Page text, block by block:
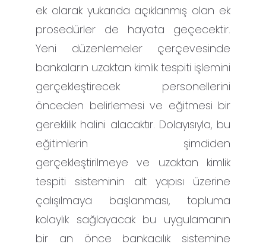
ek olarak yukarıda açıklanmış olan ek
prosedürler de hayata geçecektir.
Yeni düzenlemeler çerçevesinde
bankaların uzaktan kimlik tespiti işlemini
gerçekleştirecek personellerini
önceden belirlemesi ve eğitmesi bir
gereklilik halini alacaktır. Dolayısıyla, bu
eğitimlerin şimdiden
gerçekleştirilmeye ve uzaktan kimlik
tespiti sisteminin alt yapısı üzerine
çalışılmaya başlanması, topluma
kolaylık sağlayacak bu uygulamanın
bir an önce bankacılık sistemine